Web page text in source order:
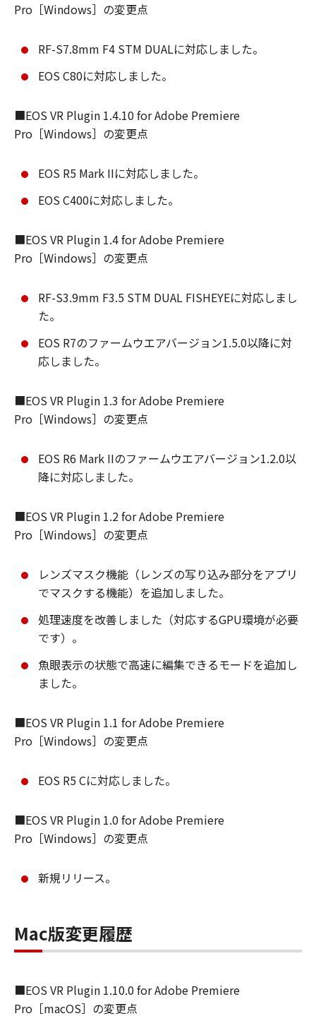
Pro［Windows］の変更点
RF-S7.8mm F4 STM DUALに対応しました。
EOS C80に対応しました。
■EOS VR Plugin 1.4.10 for Adobe Premiere
Pro［Windows］の変更点
EOS R5 Mark IIに対応しました。
EOS C400に対応しました。
■EOS VR Plugin 1.4 for Adobe Premiere
Pro［Windows］の変更点
RF-S3.9mm F3.5 STM DUAL FISHEYEに対応しまし
た。
EOS R7のファームウエアバージョン1.5.0以降に対
応しました。
■EOS VR Plugin 1.3 for Adobe Premiere
Pro［Windows］の変更点
EOS R6 Mark IIのファームウエアバージョン1.2.0以
降に対応しました。
■EOS VR Plugin 1.2 for Adobe Premiere
Pro［Windows］の変更点
レンズマスク機能（レンズの写り込み部分をアプリ
でマスクする機能）を追加しました。
処理速度を改善しました（対応するGPU環境が必要
です）。
魚眼表示の状態で高速に編集できるモードを追加し
ました。
■EOS VR Plugin 1.1 for Adobe Premiere
Pro［Windows］の変更点
EOS R5 Cに対応しました。
■EOS VR Plugin 1.0 for Adobe Premiere
Pro［Windows］の変更点
新規リリース。
Mac版変更履歴
■EOS VR Plugin 1.10.0 for Adobe Premiere
Pro［macOS］の変更点